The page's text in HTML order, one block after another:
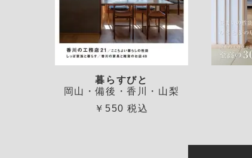
暮らすびと
岡山・備後・香川・山梨
￥550 税込